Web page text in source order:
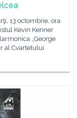
13 octombrie, ora
Kevin Kenner
„George
al Cvartetului